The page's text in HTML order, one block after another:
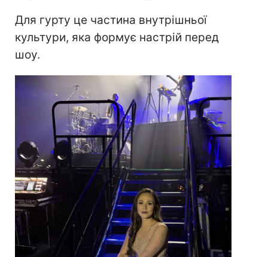
Для гурту це частина внутрішньої
культури, яка формує настрій перед
шоу.